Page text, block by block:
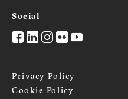
Social
Privacy Policy
Cookie Policy